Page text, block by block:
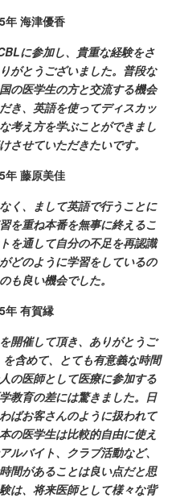
年 海津優香
に参加し、貴重な経験をさ
がとうございました。普段な
の医学生の方と交流する機会
き、英語を使ってディスカッ
考え方を学ぶことができまし
させていただきたいです。
年 藤原美佳
く、まして英語で行うことに
を重ね本番を無事に終えるこ
を通して自分の不足を再認識
どのように学習をしているの
も良い機会でした。
5年 有賀縁
開催して頂き、ありがとうご
含めて、とても有意義な時間
の医師として医療に参加する
教育の差には驚きました。日
ばお客さんのように扱われて
の医学生は比較的自由に使え
ルバイト、クラブ活動など、
間があることは良い点だと思
は、将来医師として様々な背